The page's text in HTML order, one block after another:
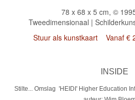
78 x 68 x 5 cm, ©
Tweedimensionaal |
Stuur als kunstkaart Vanaf €
INSIDE
Stilte... Omslag 'HEIDI' Higher Education